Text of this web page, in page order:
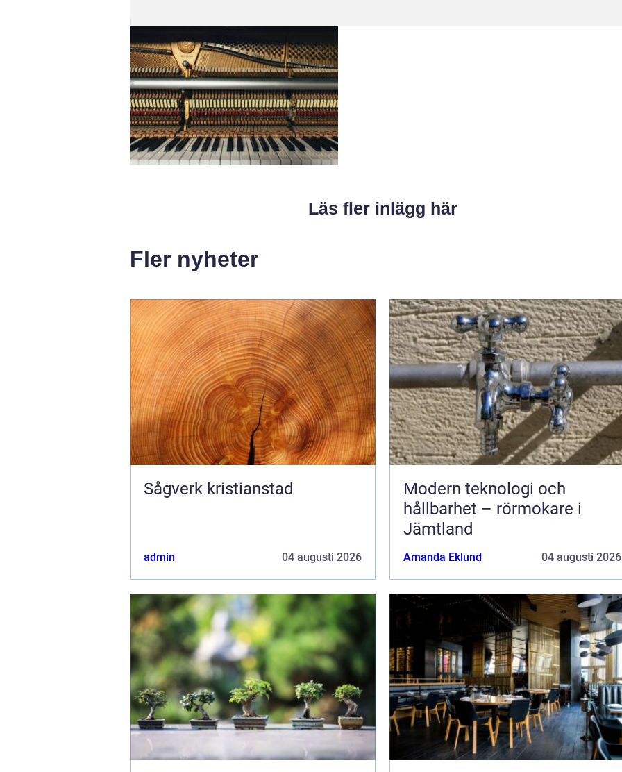
Läs fler inlägg här
Fler nyheter
Sågverk kristianstad
admin 04 augusti 2026
Modern teknologi och
hållbarhet – rörmokare i
Jämtland
Amanda Eklund 04 augusti 2026